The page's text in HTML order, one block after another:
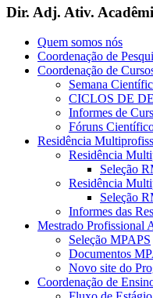
Dir. Adj. Ativ.
Quem somos nós
Coordenação de
Coordenação de
Semana
CICLOS DE
Informes de
Fóruns
Residência
Residência
Seleção
Residência
Seleção
Informes das
Mestrado Profissional
Seleção MPAPS
Documentos
Novo site do
Coordenação de